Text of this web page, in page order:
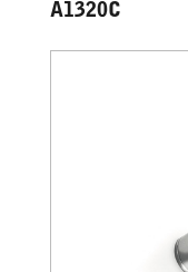
A1320C